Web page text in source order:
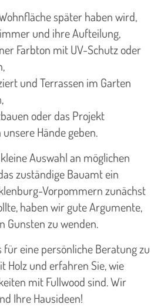
später haben wird,
und ihre Aufteilung,
Farbton mit UV-Schutz oder
und Terrassen im Garten
oder das Projekt
Hände geben.
Auswahl an möglichen
zuständige Bauamt ein
Vorpommern zunächst
haben wir gute Argumente,
Gunsten zu wenden.
für eine persönliche Beratung zu
Holz und erfahren Sie, wie
mit Fullwood sind. Wir
Ihre Hausideen!